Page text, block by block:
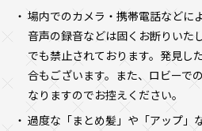
場内でのカメラ・携帯電話などに
音声の録音などは固くお断りいた
でも禁止されております。発見し
合もございます。また、ロビーで
なりますのでお控えください。
過度な「まとめ髪」や「アップ」